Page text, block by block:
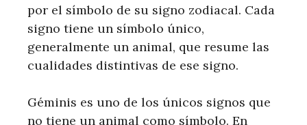
por el símbolo de su signo zodiacal. Cada
signo tiene un símbolo único,
generalmente un animal, que resume las
cualidades distintivas de ese signo.
Géminis es uno de los únicos signos que
no tiene un animal como símbolo. En